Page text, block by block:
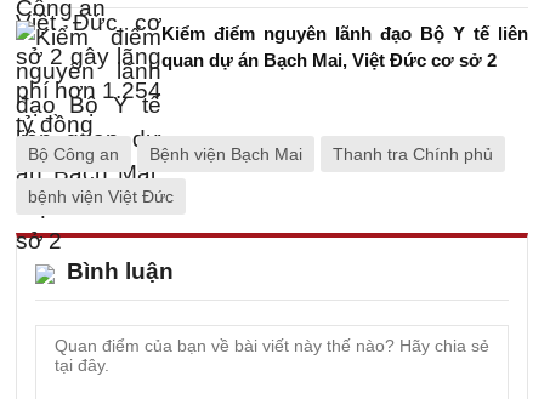
Kiểm điểm nguyên lãnh đạo Bộ Y tế liên
quan dự án Bạch Mai, Việt Đức cơ sở 2
Bộ Công an Bệnh viện Bạch Mai Thanh tra Chính phủ
bệnh viện Việt Đức
Bình luận